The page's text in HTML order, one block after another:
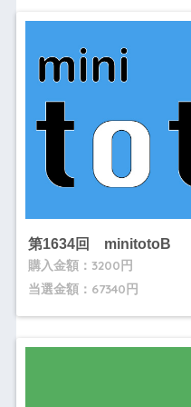
第1634回 minitotoB
購入金額：3200円
当選金額：67340円